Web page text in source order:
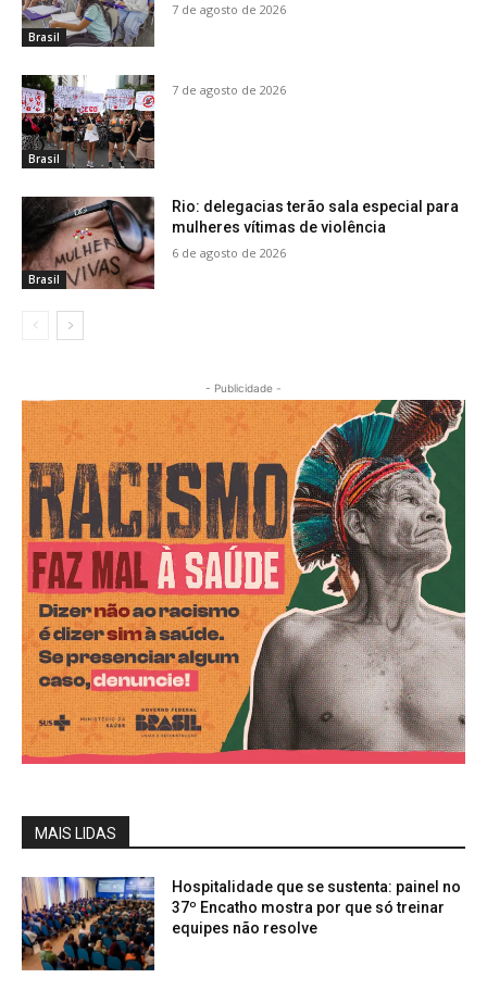
Brasil
7 de agosto de 2026
Brasil
7 de agosto de 2026
Brasil
Rio: delegacias terão sala especial para
mulheres vítimas de violência
6 de agosto de 2026
- Publicidade -
MAIS LIDAS
Hospitalidade que se sustenta: painel no
37º Encatho mostra por que só treinar
equipes não resolve